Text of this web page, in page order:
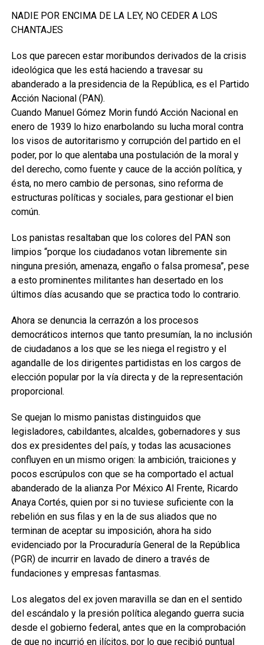
NADIE POR ENCIMA DE LA LEY, NO CEDER A LOS
CHANTAJES
Los que parecen estar moribundos derivados de la crisis
ideológica que les está haciendo a travesar su
abanderado a la presidencia de la República, es el Partido
Acción Nacional (PAN).
Cuando Manuel Gómez Morin fundó Acción Nacional en
enero de 1939 lo hizo enarbolando su lucha moral contra
los visos de autoritarismo y corrupción del partido en el
poder, por lo que alentaba una postulación de la moral y
del derecho, como fuente y cauce de la acción política, y
ésta, no mero cambio de personas, sino reforma de
estructuras políticas y sociales, para gestionar el bien
común.
Los panistas resaltaban que los colores del PAN son
limpios “porque los ciudadanos votan libremente sin
ninguna presión, amenaza, engaño o falsa promesa”, pese
a esto prominentes militantes han desertado en los
últimos días acusando que se practica todo lo contrario.
Ahora se denuncia la cerrazón a los procesos
democráticos internos que tanto presumían, la no inclusión
de ciudadanos a los que se les niega el registro y el
agandalle de los dirigentes partidistas en los cargos de
elección popular por la vía directa y de la representación
proporcional.
Se quejan lo mismo panistas distinguidos que
legisladores, cabildantes, alcaldes, gobernadores y sus
dos ex presidentes del país, y todas las acusaciones
confluyen en un mismo origen: la ambición, traiciones y
pocos escrúpulos con que se ha comportado el actual
abanderado de la alianza Por México Al Frente, Ricardo
Anaya Cortés, quien por si no tuviese suficiente con la
rebelión en sus filas y en la de sus aliados que no
terminan de aceptar su imposición, ahora ha sido
evidenciado por la Procuraduría General de la República
(PGR) de incurrir en lavado de dinero a través de
fundaciones y empresas fantasmas.
Los alegatos del ex joven maravilla se dan en el sentido
del escándalo y la presión política alegando guerra sucia
desde el gobierno federal, antes que en la comprobación
de que no incurrió en ilícitos, por lo que recibió puntual